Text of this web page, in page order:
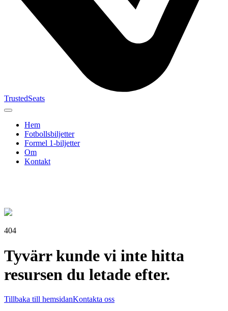
TrustedSeats
Hem
Fotbollsbiljetter
Formel 1‑biljetter
Om
Kontakt
404
Tyvärr kunde vi inte hitta
resursen du letade efter.
Tillbaka till hemsidanKontakta oss